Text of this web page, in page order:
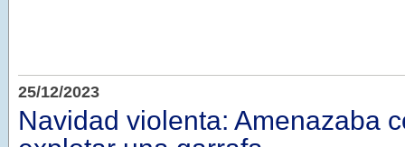
25/12/2023
Navidad violenta: Amenazaba